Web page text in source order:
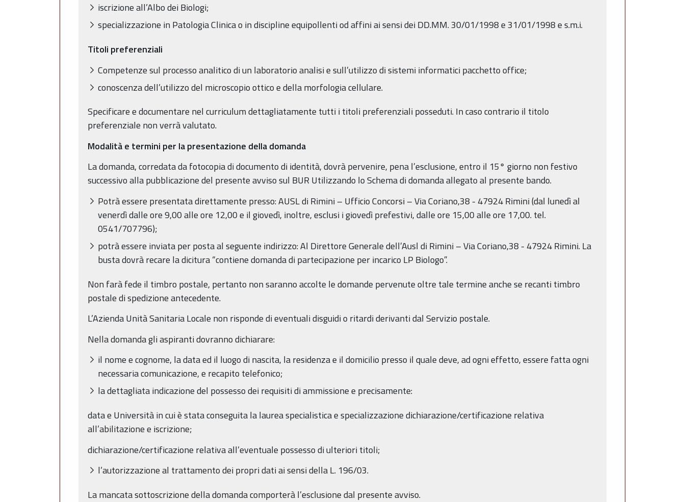
iscrizione all’Albo dei Biologi;
specializzazione in Patologia Clinica o in discipline equipollenti od affini ai sensi dei DD.MM. 30/01/1998 e 31/01/1998 e s.m.i.
Titoli preferenziali
Competenze sul processo analitico di un laboratorio analisi e sull’utilizzo di sistemi informatici pacchetto office;
conoscenza dell’utilizzo del microscopio ottico e della morfologia cellulare.
Specificare e documentare nel curriculum dettagliatamente tutti i titoli preferenziali posseduti. In caso contrario il titolo
preferenziale non verrà valutato.
Modalità e termini per la presentazione della domanda
La domanda, corredata da fotocopia di documento di identità, dovrà pervenire, pena l’esclusione, entro il 15° giorno non festivo
successivo alla pubblicazione del presente avviso sul BUR Utilizzando lo Schema di domanda allegato al presente bando.
Potrà essere presentata direttamente presso: AUSL di Rimini – Ufficio Concorsi – Via Coriano,38 - 47924 Rimini (dal lunedì al
venerdì dalle ore 9,00 alle ore 12,00 e il giovedì, inoltre, esclusi i giovedì prefestivi, dalle ore 15,00 alle ore 17,00. tel.
0541/707796);
potrà essere inviata per posta al seguente indirizzo: Al Direttore Generale dell’Ausl di Rimini – Via Coriano,38 - 47924 Rimini. La
busta dovrà recare la dicitura “contiene domanda di partecipazione per incarico LP Biologo”.
Non farà fede il timbro postale, pertanto non saranno accolte le domande pervenute oltre tale termine anche se recanti timbro
postale di spedizione antecedente.
L’Azienda Unità Sanitaria Locale non risponde di eventuali disguidi o ritardi derivanti dal Servizio postale.
Nella domanda gli aspiranti dovranno dichiarare:
il nome e cognome, la data ed il luogo di nascita, la residenza e il domicilio presso il quale deve, ad ogni effetto, essere fatta ogni
necessaria comunicazione, e recapito telefonico;
la dettagliata indicazione del possesso dei requisiti di ammissione e precisamente:
data e Università in cui è stata conseguita la laurea specialistica e specializzazione dichiarazione/certificazione relativa
all’abilitazione e iscrizione;
dichiarazione/certificazione relativa all’eventuale possesso di ulteriori titoli;
l’autorizzazione al trattamento dei propri dati ai sensi della L. 196/03.
La mancata sottoscrizione della domanda comporterà l’esclusione dal presente avviso.